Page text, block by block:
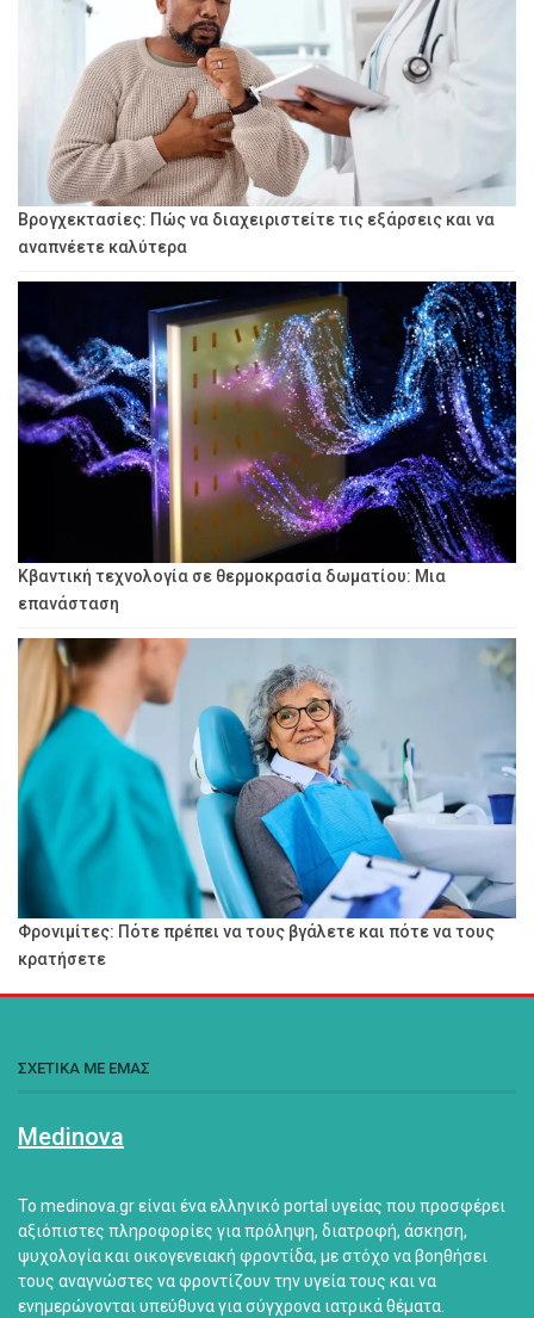
Βρογχεκτασίες: Πώς να διαχειριστείτε τις εξάρσεις και να
αναπνέετε καλύτερα
Κβαντική τεχνολογία σε θερμοκρασία δωματίου: Μια
επανάσταση
Φρονιμίτες: Πότε πρέπει να τους βγάλετε και πότε να τους
κρατήσετε
ΣΧΕΤΙΚΑ ΜΕ ΕΜΑΣ
Medinova
Το medinova.gr είναι ένα ελληνικό portal υγείας που προσφέρει
αξιόπιστες πληροφορίες για πρόληψη, διατροφή, άσκηση,
ψυχολογία και οικογενειακή φροντίδα, με στόχο να βοηθήσει
τους αναγνώστες να φροντίζουν την υγεία τους και να
ενημερώνονται υπεύθυνα για σύγχρονα ιατρικά θέματα.